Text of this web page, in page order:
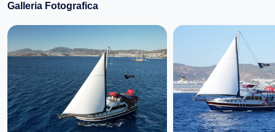
Galleria Fotografica